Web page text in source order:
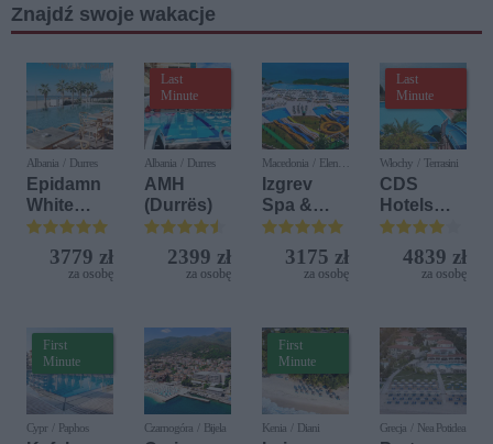
Znajdź swoje wakacje
Albania / Durres
Epidamn
White
Sensation
3779 zł
za osobę
Last
Minute
Albania / Durres
AMH
(Durrës)
2399 zł
za osobę
Macedonia / Elen
Kamen
Izgrev
Spa &
Aquapark
3175 zł
za osobę
Last
Minute
Włochy / Terrasini
CDS
Hotels
Terrasini
(ex. Citta
del Mare)
4839 zł
za osobę
First
Minute
Cypr / Paphos Czarnogóra / Bijela
First
Minute
Kenia / Diani Grecja / Nea Potidea